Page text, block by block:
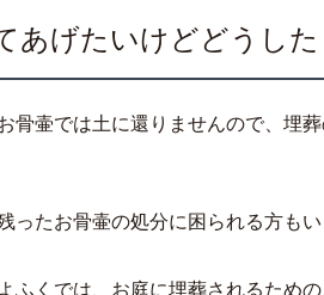
あげたいけどどうした
骨壷では土に還りませんので、埋
ったお骨壷の処分に困られる方もい
ふくでは、お庭に埋葬されるため